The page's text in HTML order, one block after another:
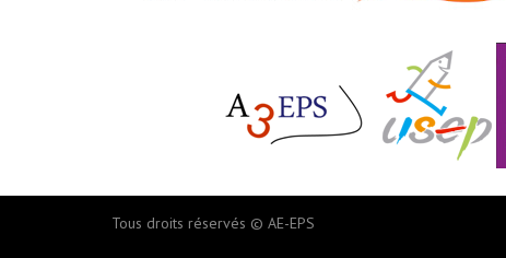
Tous droits réservés © AE-EPS